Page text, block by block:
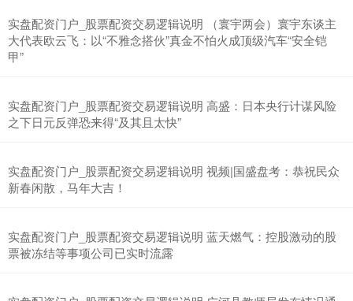
实盘配资门户_股票配资交易逻辑说明 （寰宇两会）寰宇东谈主
大代表欧云飞：以“不雅念搭伙”真金不怕火成顶级汽车“安全铠
甲”
实盘配资门户_股票配资交易逻辑说明 高盛：日本央行计谋风险
之下日元反弹恐来得“及其且太快”
实盘配资门户_股票配资交易逻辑说明 视频|国盛盘考：恭祝民众
新春闲散，马年大吉！
实盘配资门户_股票配资交易逻辑说明 蓝天燃气：控股激动的股
票被冻结等事项公司已实时流露